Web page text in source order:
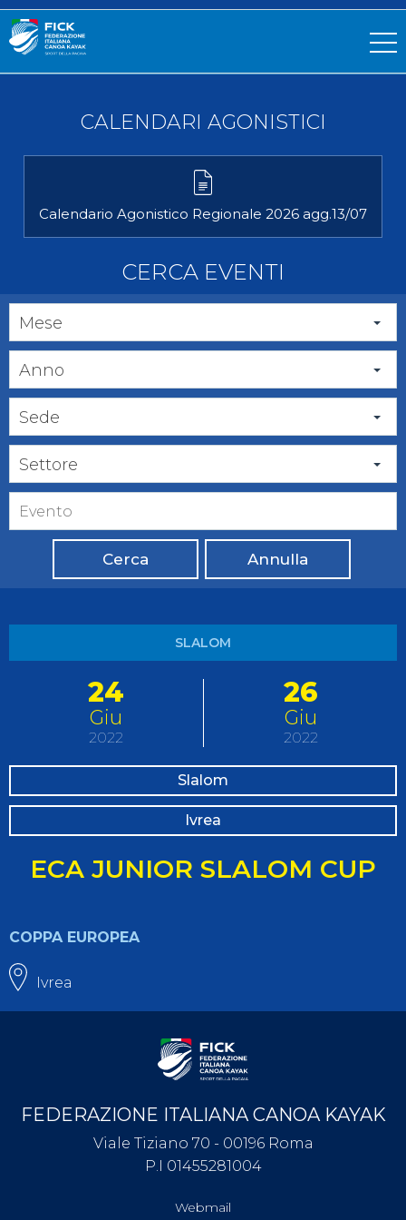
CALENDARI AGONISTICI
Calendario Agonistico Regionale 2026 agg.13/07
CERCA EVENTI
Mese
Anno
Sede
Settore
Cerca Annulla
SLALOM
24
Giu
2022
26
Giu
2022
Slalom
Ivrea
ECA JUNIOR SLALOM CUP
COPPA EUROPEA
Ivrea
FEDERAZIONE ITALIANA CANOA KAYAK
Viale Tiziano 70 - 00196 Roma
P.I 01455281004
Webmail